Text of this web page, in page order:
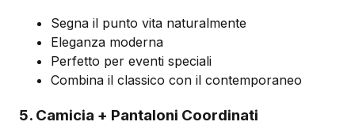
Segna il punto vita naturalmente
Eleganza moderna
Perfetto per eventi speciali
Combina il classico con il contemporaneo
5. Camicia + Pantaloni Coordinati